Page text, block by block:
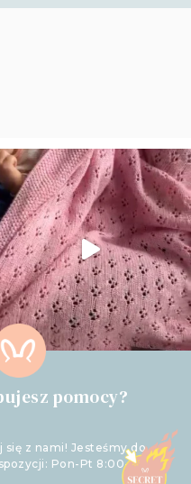
pomocy?
się z nami! Jesteśmy do
Pon-Pt 8:00-